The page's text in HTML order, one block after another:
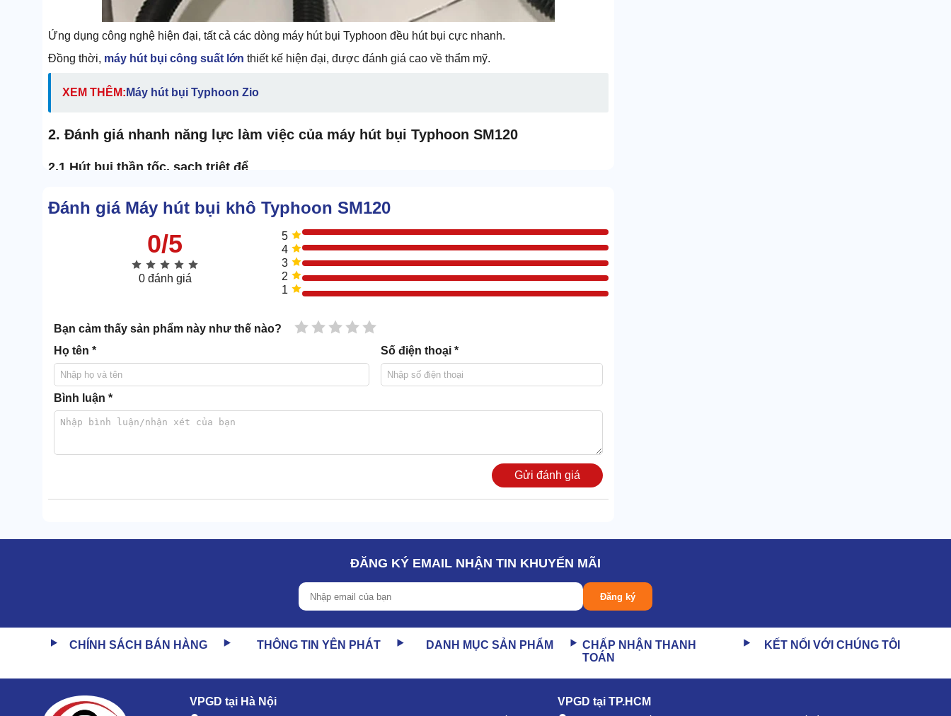
Ứng dụng công nghệ hiện đại, tất cả các dòng máy hút bụi Typhoon đều hút bụi cực nhanh.
Đồng thời, máy hút bụi công suất lớn thiết kế hiện đại, được đánh giá cao về thẩm mỹ.
XEM THÊM: Máy hút bụi Typhoon Zio
2. Đánh giá nhanh năng lực làm việc của máy hút bụi Typhoon SM120
2.1 Hút bụi thần tốc, sạch triệt để
2.2 Vật liệu hoàn thiện VIP, gia cố chắc chắn
Toàn bộ linh kiện đều được sản xuất từ vật liệu cao cấp, thùng chứa bằng nhựa ABS.
Khả năng chịu lực giúp người dùng có thể di chuyển dễ dàng.
Đánh giá Máy hút bụi khô Typhoon SM120
0/5
0 đánh giá
5
4
3
2
1
Bạn cảm thấy sản phẩm này như thế nào? 5 sao
4 sao
3 sao
2 sao
1 sao
Họ tên * Số điện thoại *
Bình luận *
Gửi đánh giá
ĐĂNG KÝ EMAIL NHẬN TIN KHUYẾN MÃI
Đăng ký
CHÍNH SÁCH BÁN HÀNG THÔNG TIN YÊN PHÁT DANH MỤC SẢN PHẨM
CHẤP NHẬN THANH
TOÁN
KẾT NỐI VỚI CHÚNG TÔI
VPGD tại Hà Nội VPGD tại TP.HCM